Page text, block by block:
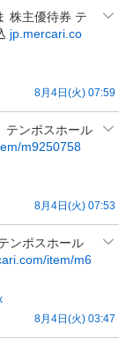
株主優待券 テ
jp.mercari.co
8月4日(火) 07:59
テンポスホール
m9250758
8月4日(火) 07:53
ンポスホール
item/m6
8月4日(火) 03:47